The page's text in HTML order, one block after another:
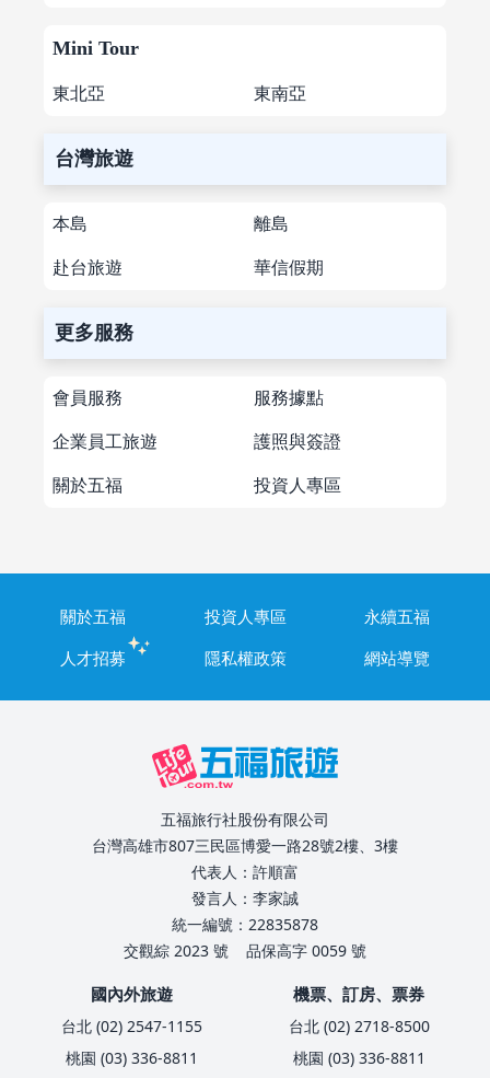
Mini Tour
東北亞 東南亞
台灣旅遊
本島 離島
赴台旅遊 華信假期
更多服務
會員服務 服務據點
企業員工旅遊 護照與簽證
關於五福 投資人專區
關於五福 投資人專區
永續五福
人才招募
隱私權政策 網站導覽
五福旅行社股份有限公司
台灣高雄市807三民區博愛一路28號2樓、3樓
代表人：許順富
發言人：李家誠
統一編號：22835878
交觀綜 2023 號
品保高字 0059 號
國內外旅遊
台北 (02) 2547-1155
桃園 (03) 336-8811
機票、訂房、票券
台北 (02) 2718-8500
桃園 (03) 336-8811